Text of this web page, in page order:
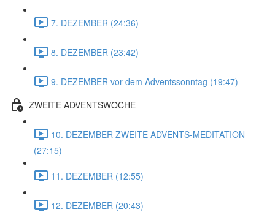
7. DEZEMBER (24:36)
8. DEZEMBER (23:42)
9. DEZEMBER vor dem Adventssonntag (19:47)
ZWEITE ADVENTSWOCHE
10. DEZEMBER ZWEITE ADVENTS-MEDITATION
(27:15)
11. DEZEMBER (12:55)
12. DEZEMBER (20:43)